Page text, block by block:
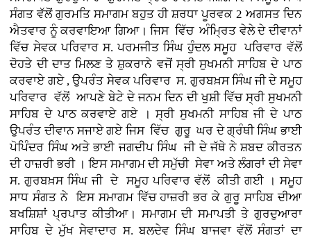
ਸੰਗਤ ਵੱਲੋਂ ਗੁਰਮਤਿ ਸਮਾਗਮ ਬਹੁਤ ਹੀ ਸ਼ਰਧਾ ਪੂਰਵਕ 2 ਅਗਸਤ ਦਿਨ
ਐਤਵਾਰ ਨੂੰ ਕਰਵਾਇਆ ਗਿਆ। ਜਿਸ ਵਿੱਚ ਅੰਮ੍ਰਿਤ ਵੇਲੇ ਦੇ ਦੀਵਾਨਾਂ
ਵਿੱਚ ਸੇਵਕ ਪਰਿਵਾਰ ਸ. ਪਰਮਜੀਤ ਸਿੰਘ ਹੁੰਦਲ ਸਮੂਹ ਪਰਿਵਾਰ ਵੱਲੋਂ
ਦੋਹਤੇ ਦੀ ਦਾਤ ਮਿਲਣ ਤੇ ਸ਼ੁਕਰਾਨੇ ਵਜੋਂ ਸ੍ਰੀ ਸੁਖਮਨੀ ਸਾਹਿਬ ਦੇ ਪਾਠ
ਕਰਵਾਏ ਗਏ , ਉਪਰੰਤ ਸੇਵਕ ਪਰਿਵਾਰ ਸ. ਗੁਰਬਖ਼ਸ ਸਿੰਘ ਜੀ ਦੇ ਸਮੂਹ
ਪਰਿਵਾਰ ਵੱਲੋਂ ਆਪਣੇ ਬੇਟੇ ਦੇ ਜਨਮ ਦਿਨ ਦੀ ਖੁਸ਼ੀ ਵਿੱਚ ਸ੍ਰੀ ਸੁਖਮਨੀ
ਸਾਹਿਬ ਦੇ ਪਾਠ ਕਰਵਾਏ ਗਏ । ਸ੍ਰੀ ਸੁਖਮਨੀ ਸਾਹਿਬ ਜੀ ਦੇ ਪਾਠ
ਉਪਰੰਤ ਦੀਵਾਨ ਸਜਾਏ ਗਏ ਜਿਸ ਵਿੱਚ ਗੁਰੂ ਘਰ ਦੇ ਗ੍ਰੰਥੀ ਸਿੰਘ ਭਾਈ
ਪੋਪਿੰਦਰ ਸਿੰਘ ਅਤੇ ਭਾਈ ਜਗਦੀਪ ਸਿੰਘ ਜੀ ਦੇ ਜੱਥੇ ਨੇ ਸ਼ਬਦ ਕੀਰਤਨ
ਦੀ ਹਾਜ਼ਰੀ ਭਰੀ । ਇਸ ਸਮਾਗਮ ਦੀ ਸਮੁੱਚੀ ਸੇਵਾ ਅਤੇ ਲੰਗਰਾਂ ਦੀ ਸੇਵਾ
ਸ. ਗੁਰਬਖ਼ਸ ਸਿੰਘ ਜੀ ਦੇ ਸਮੂਹ ਪਰਿਵਾਰ ਵੱਲੋਂ ਕੀਤੀ ਗਈ । ਸਮੂਹ
ਸਾਧ ਸੰਗਤ ਨੇ ਇਸ ਸਮਾਗਮ ਵਿੱਚ ਹਾਜ਼ਰੀ ਭਰ ਕੇ ਗੁਰੂ ਸਾਹਿਬ ਦੀਆ
ਬਖਸ਼ਿਸ਼ਾਂ ਪ੍ਰਪਾਤ ਕੀਤੀਆ। ਸਮਾਗਮ ਦੀ ਸਮਾਪਤੀ ਤੇ ਗੁਰਦੁਆਰਾ
ਸਾਹਿਬ ਦੇ ਮੁੱਖ ਸੇਵਾਦਾਰ ਸ. ਬਲਦੇਵ ਸਿੰਘ ਬਾਜਵਾ ਵੱਲੋਂ ਸੰਗਤਾਂ ਦਾ